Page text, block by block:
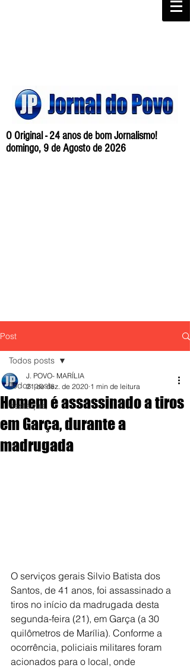
O Original - 24 anos de bom Jornalismo!
domingo, 9 de Agosto de 2026
Post
Todos posts
destaque,
Todos posts
Homem é assassinado a tiros
em Garça, durante a
madrugada
J. POVO- MARÍLIA
21 de dez. de 2020 1 min de leitura
O serviços gerais Silvio Batista dos
Santos, de 41 anos, foi assassinado a
tiros no início da madrugada desta
segunda-feira (21), em Garça (a 30
quilômetros de Marília). Conforme a
ocorrência, policiais militares foram
acionados para o local, onde